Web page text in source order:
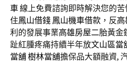
車線上免費諮詢即時解決您的苦
住鳳山借錢 鳳山機車借款 ，反
利的發展事業高雄房屋二胎黃金
趾紅腫疼痛持續半年放文山區當
當舖樹林當舖擔保品大額融資,